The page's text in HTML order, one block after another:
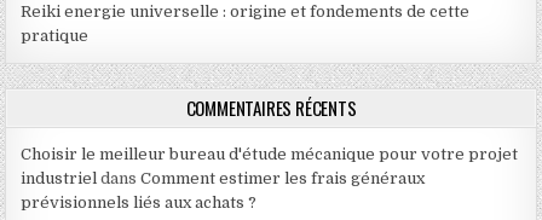
Reiki energie universelle : origine et fondements de cette
pratique
COMMENTAIRES RÉCENTS
Choisir le meilleur bureau d'étude mécanique pour votre projet
industriel dansComment estimer les frais généraux
prévisionnels liés aux achats ?